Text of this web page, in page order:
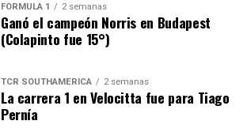
FÓRMULA 1 2 semanas
Ganó el campeón Norris en Budapest
(Colapinto fue 15°)
TCR SOUTHAMERICA 2 semanas
La carrera 1 en Velocitta fue para Tiago
Pernía